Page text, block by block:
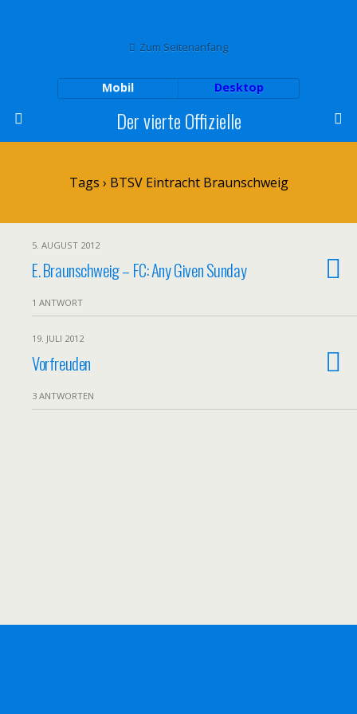
Zum Seitenanfang
Mobil Desktop
Der vierte Offizielle
Tags › BTSV Eintracht Braunschweig
5. AUGUST 2012
E. Braunschweig – FC: Any Given Sunday
1 ANTWORT
19. JULI 2012
Vorfreuden
3 ANTWORTEN